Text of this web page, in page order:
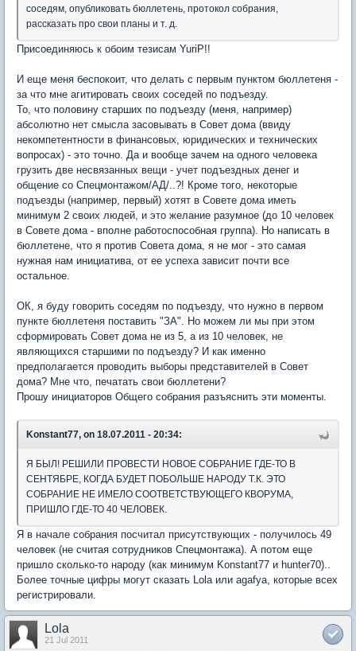
соседям, опубликовать бюллетень, протокол собрания,
рассказать про свои планы и т. д.
Присоединяюсь к обоим тезисам YuriP!!
И еще меня беспокоит, что делать с первым пунктом бюллетеня -
за что мне агитировать своих соседей по подъезду.
То, что половину старших по подъезду (меня, например)
абсолютно нет смысла засовывать в Совет дома (ввиду
некомпетентности в финансовых, юридических и технических
вопросах) - это точно. Да и вообще зачем на одного человека
грузить две несвязанных вещи - учет подъездных денег и
общение со Спецмонтажом/АД/..?! Кроме того, некоторые
подъезды (например, первый) хотят в Совете дома иметь
минимум 2 своих людей, и это желание разумное (до 10 человек
в Совете дома - вполне работоспособная группа). Но написать в
бюллетене, что я против Совета дома, я не мог - это самая
нужная нам инициатива, от ее успеха зависит почти все
остальное.
ОК, я буду говорить соседям по подъезду, что нужно в первом
пункте бюллетеня поставить "ЗА". Но можем ли мы при этом
сформировать Совет дома не из 5, а из 10 человек, не
являющихся старшими по подъезду? И как именно
предполагается проводить выборы представителей в Совет
дома? Мне что, печатать свои бюллетени?
Прошу инициаторов Общего собрания разъяснить эти моменты.
Konstant77, on 18.07.2011 - 20:34:
Я БЫЛ! РЕШИЛИ ПРОВЕСТИ НОВОЕ СОБРАНИЕ ГДЕ-ТО В
СЕНТЯБРЕ, КОГДА БУДЕТ ПОБОЛЬШЕ НАРОДУ Т.К. ЭТО
СОБРАНИЕ НЕ ИМЕЛО СООТВЕТСТВУЮЩЕГО КВОРУМА,
ПРИШЛО ГДЕ-ТО 40 ЧЕЛОВЕК.
Я в начале собрания посчитал присутствующих - получилось 49
человек (не считая сотрудников Спецмонтажа). А потом еще
пришло сколько-то народу (как минимум Konstant77 и hunter70)..
Более точные цифры могут сказать Lola или agafya, которые всех
регистрировали.
Lola
21 Jul 2011